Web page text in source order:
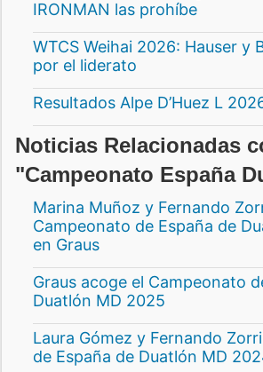
IRONMAN las prohíbe
WTCS Weihai 2026: Hauser y
por el liderato
Resultados Alpe D’Huez L
Noticias Relacionadas
"Campeonato España
Marina Muñoz y Fernando
Campeonato de España de
en Graus
Graus acoge el Campeonato
Duatlón MD 2025
Laura Gómez y Fernando
de España de Duatlón MD